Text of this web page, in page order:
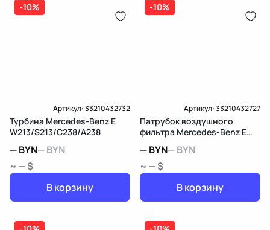
-10%
Артикул:33210432732
Турбина Mercedes-Benz E
W213/S213/C238/A238
—BYN—BYN
~ — $
В корзину
-10%
Артикул:33210432727
Патрубок воздушного
фильтра Mercedes-Benz E
—BYN—BYN
~ — $
В корзину